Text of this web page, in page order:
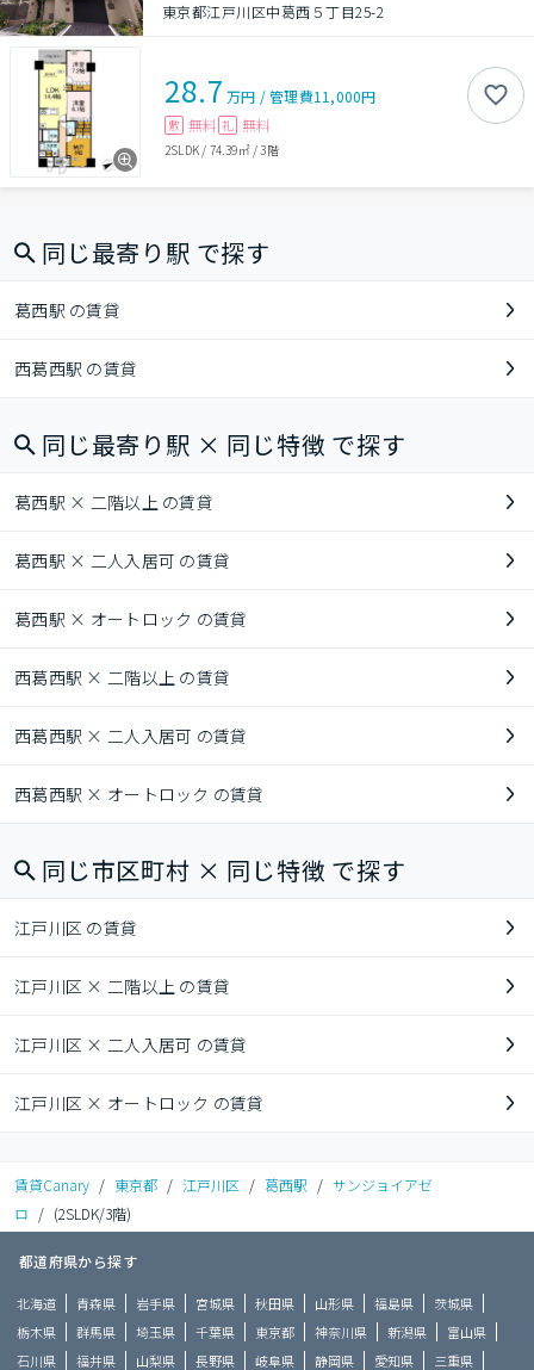
東京都江戸川区中葛西５丁目25-2
28.7 万円 /管理費11,000円
敷 無料 礼 無料
2SLDK / 74.39㎡/3階
同じ最寄り駅 で探す
葛西駅 の賃貸
西葛西駅 の賃貸
同じ最寄り駅 × 同じ特徴 で探す
葛西駅 × 二階以上 の賃貸
葛西駅 × 二人入居可 の賃貸
葛西駅 × オートロック の賃貸
西葛西駅 × 二階以上 の賃貸
西葛西駅 × 二人入居可 の賃貸
西葛西駅 × オートロック の賃貸
同じ市区町村 × 同じ特徴 で探す
江戸川区 の賃貸
江戸川区 × 二階以上 の賃貸
江戸川区 × 二人入居可 の賃貸
江戸川区 × オートロック の賃貸
賃貸Canary / 東京都 / 江戸川区 / 葛西駅 / サンジョイアゼ
ロ / (2SLDK/3階)
都道府県から探す
北海道 青森県 岩手県 宮城県 秋田県 山形県 福島県
茨城県
栃木県
群馬県 埼玉県 千葉県 東京都 神奈川県 新潟県
富山県
石川県
福井県 山梨県 長野県 岐阜県 静岡県 愛知県 三重県